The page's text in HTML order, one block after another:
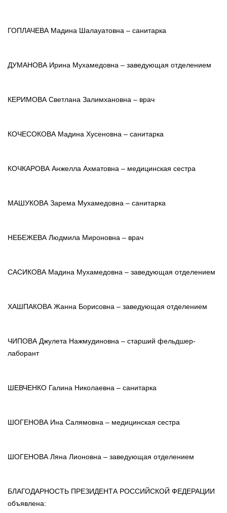
ГОПЛАЧЕВА Мадина Шалауатовна – санитарка
ДУМАНОВА Ирина Мухамедовна – заведующая отделением
КЕРИМОВА Светлана Залимхановна – врач
КОЧЕСОКОВА Мадина Хусеновна – санитарка
КОЧКАРОВА Анжелла Ахматовна – медицинская сестра
МАШУКОВА Зарема Мухамедовна – санитарка
НЕБЕЖЕВА Людмила Мироновна – врач
САСИКОВА Мадина Мухамедовна – заведующая отделением
ХАШПАКОВА Жанна Борисовна – заведующая отделением
ЧИПОВА Джулета Нажмудиновна – старший фельдшер-
лаборант
ШЕВЧЕНКО Галина Николаевна – санитарка
ШОГЕНОВА Ина Салямовна – медицинская сестра
ШОГЕНОВА Ляна Лионовна – заведующая отделением
БЛАГОДАРНОСТЬ ПРЕЗИДЕНТА РОССИЙСКОЙ ФЕДЕРАЦИИ
объявлена: